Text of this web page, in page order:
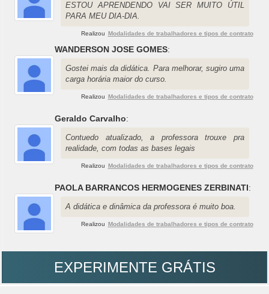
ESTOU APRENDENDO VAI SER MUITO ÚTIL
PARA MEU DIA-DIA.
Realizou Modalidades de trabalhadores e tipos de contrato
WANDERSON JOSE GOMES:
Gostei mais da didática. Para melhorar, sugiro uma
carga horária maior do curso.
Realizou Modalidades de trabalhadores e tipos de contrato
Geraldo Carvalho:
Contuedo atualizado, a professora trouxe pra
realidade, com todas as bases legais
Realizou Modalidades de trabalhadores e tipos de contrato
PAOLA BARRANCOS HERMOGENES ZERBINATI:
A didática e dinâmica da professora é muito boa.
Realizou Modalidades de trabalhadores e tipos de contrato
EXPERIMENTE GRÁTIS